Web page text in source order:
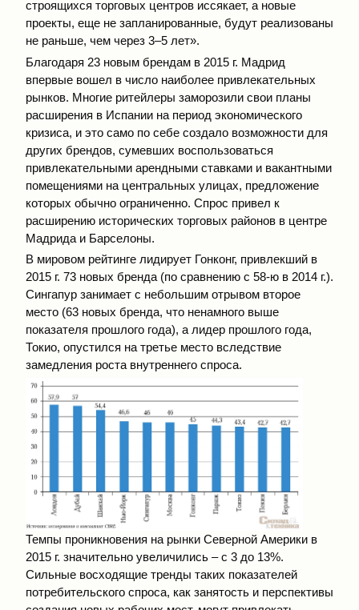
строящихся торговых центров иссякает, а новые
проекты, еще не запланированные, будут реализованы
не раньше, чем через 3–5 лет».
Благодаря 23 новым брендам в 2015 г. Мадрид
впервые вошел в число наиболее привлекательных
рынков. Многие ритейлеры заморозили свои планы
расширения в Испании на период экономического
кризиса, и это само по себе создало возможности для
других брендов, сумевших воспользоваться
привлекательными арендными ставками и вакантными
помещениями на центральных улицах, предложение
которых обычно ограниченно. Спрос привел к
расширению исторических торговых районов в центре
Мадрида и Барселоны.
В мировом рейтинге лидирует Гонконг, привлекший в
2015 г. 73 новых бренда (по сравнению с 58-ю в 2014 г.).
Сингапур занимает с небольшим отрывом второе
место (63 новых бренда, что ненамного выше
показателя прошлого года), а лидер прошлого года,
Токио, опустился на третье место вследствие
замедления роста внутреннего спроса.
Темпы проникновения на рынки Северной Америки в
2015 г. значительно увеличились – с 3 до 13%.
Сильные восходящие тренды таких показателей
потребительского спроса, как занятость и перспективы